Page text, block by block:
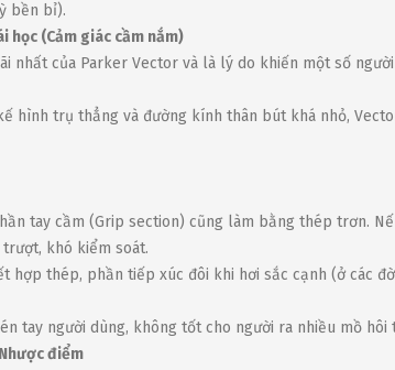
bền bỉ).
học (Cảm giác cầm nắm)
nhất của Parker Vector và là lý do khiến một số
hình trụ thẳng và đường kính thân bút khá nhỏ,
tay cầm (Grip section) cũng làm bằng thép trơn.
khó kiểm soát.
hợp thép, phần tiếp xúc đôi khi hơi sắc cạnh (ở các
tay người dùng, không tốt cho người ra nhiều mồ hôi
điểm